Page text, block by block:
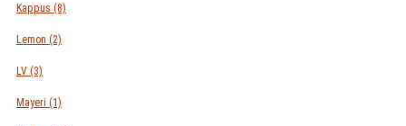
Kappus (8)
Lemon (2)
LV (3)
Mayeri (1)